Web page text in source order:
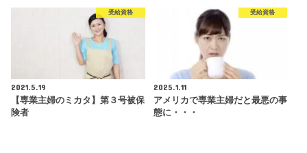
受給資格
2021.5.19
【専業主婦のミカタ】第３号被保
険者
受給資格
2025.1.11
アメリカで専業主婦だと最悪の事
態に・・・